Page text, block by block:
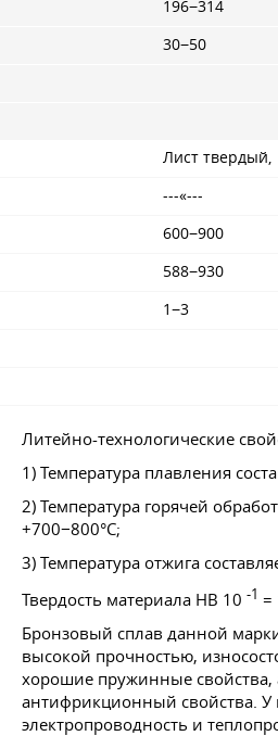
196−314
30−50
Лист твердый,
---«---
600−900
588−930
1−3
Литейно-технологические
1) Температура плавления
2) Температура горячей
+700−800°C;
3) Температура отжига
Твердость материала HB 10 -1 =
Бронзовый сплав данной марки
высокой прочностью,
хорошие пружинные свойства,
антифрикционный свойства. У
электропроводность и